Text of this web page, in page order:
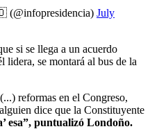
July
si se llega a un acuerdo
lidera, se montará al bus de la
reformas en el Congreso,
dice que la Constituyente
esa”, puntualizó Londoño.